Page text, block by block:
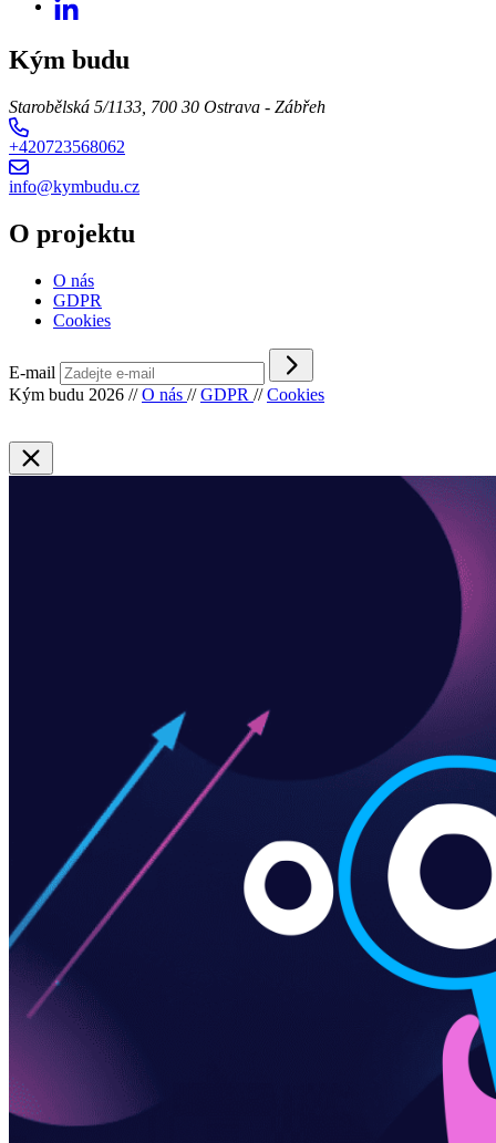
Kým budu
Starobělská 5/1133, 700 30 Ostrava - Zábřeh
+420723568062
info@kymbudu.cz
O projektu
O nás
GDPR
Cookies
E-mail
Kým budu 2026 // O nás // GDPR // Cookies